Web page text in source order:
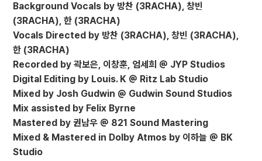
Background Vocals by 방찬 (3RACHA), 창빈
(3RACHA), 한 (3RACHA)
Vocals Directed by 방찬 (3RACHA), 창빈 (3RACHA),
한 (3RACHA)
Recorded by 곽보은, 이창훈, 엄세희 @ JYP Studios
Digital Editing by Louis. K @ Ritz Lab Studio
Mixed by Josh Gudwin @ Gudwin Sound Studios
Mix assisted by Felix Byrne
Mastered by 권남우 @ 821 Sound Mastering
Mixed & Mastered in Dolby Atmos by 이하늘 @ BK
Studio